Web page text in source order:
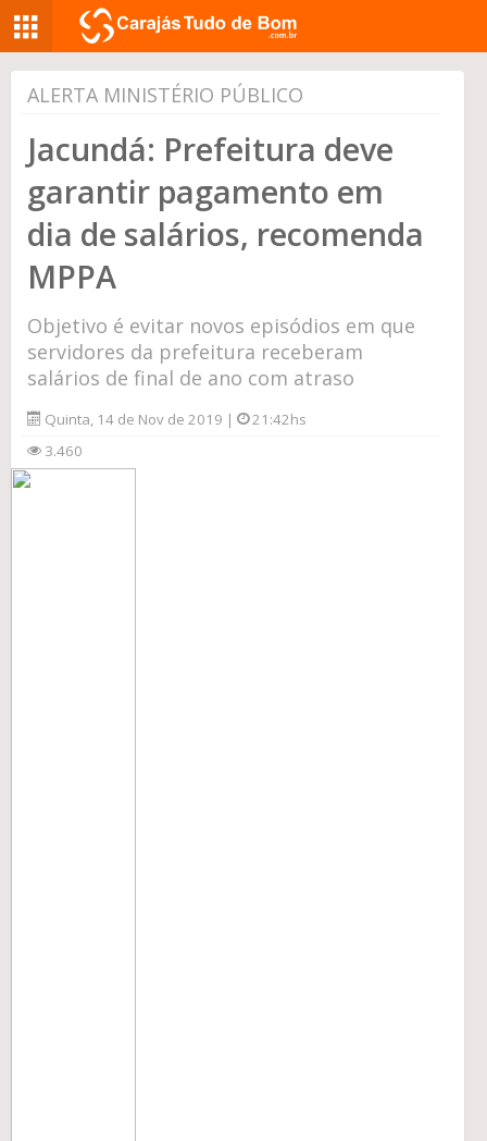
ALERTA MINISTÉRIO PÚBLICO
Jacundá: Prefeitura deve
garantir pagamento em
dia de salários, recomenda
MPPA
Objetivo é evitar novos episódios em que
servidores da prefeitura receberam
salários de final de ano com atraso
Quinta, 14 de Nov de 2019 |
21:42hs
3.460